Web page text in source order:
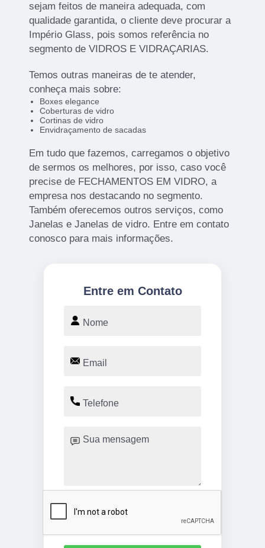
sejam feitos de maneira adequada, com
qualidade garantida, o cliente deve procurar a
Império Glass, pois somos referência no
segmento de VIDROS E VIDRAÇARIAS.
Temos outras maneiras de te atender,
conheça mais sobre:
Boxes elegance
Coberturas de vidro
Cortinas de vidro
Envidraçamento de sacadas
Em tudo que fazemos, carregamos o objetivo
de sermos os melhores, por isso, caso você
precise de FECHAMENTOS EM VIDRO, a
empresa nos destacando no segmento.
Também oferecemos outros serviços, como
Janelas e Janelas de vidro. Entre em contato
conosco para mais informações.
Entre em Contato